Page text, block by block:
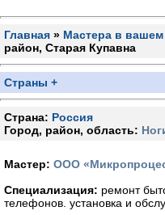
Главная » Мастера в вашем
район, Старая Купавна
Страны +
Страна: Россия
Город, район, область:
Мастер: ООО
Специализация: ремонт
телефонов. установка и